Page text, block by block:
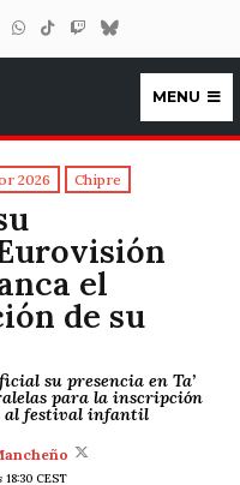
MENU
2026 Chipre
el
de su
su presencia en Ta’
para la inscripción
al festival infantil
18:30 CEST